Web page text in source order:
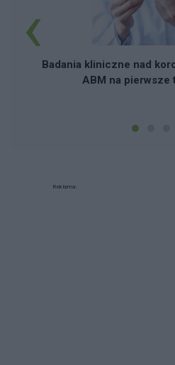
Badania kliniczne nad
ABM na pierwsze
‹
Reklama: